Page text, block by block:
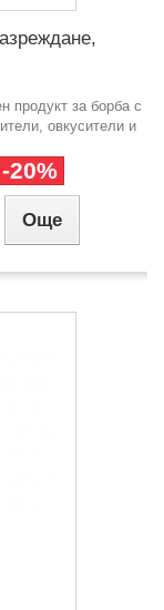
продукт за борба с
овкусители и
-20%
Още